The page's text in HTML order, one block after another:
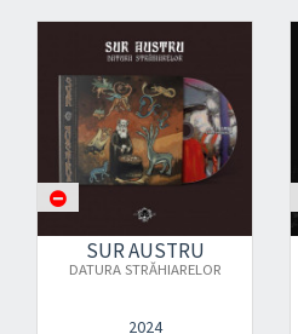
SUR AUSTRU
DATURA STR​Ă​HIARELOR
2024